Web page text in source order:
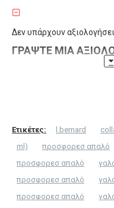
Δεν υπάρχουν
ΓΡΆΨΤΕ ΜΙΑ
Ετικέτες: l.bernard
ml)
προσφορεσ απαλό
προσφορεσ απαλό
προσφορεσ απαλό
προσφορεσ απαλό